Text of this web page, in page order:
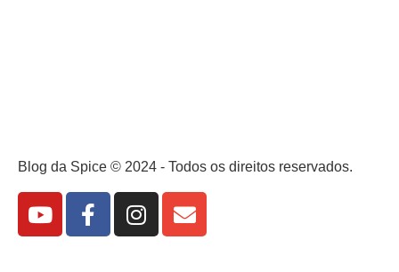
Blog da Spice © 2024 - Todos os direitos reservados.